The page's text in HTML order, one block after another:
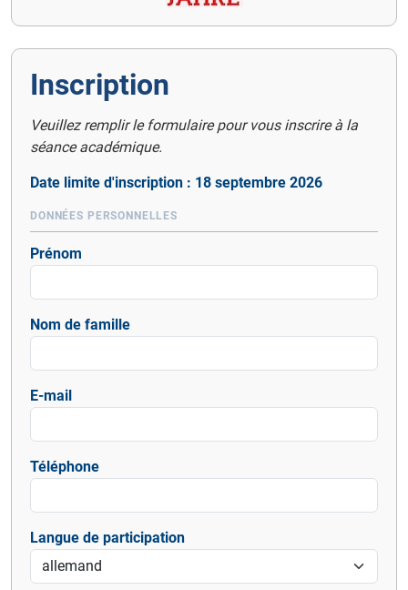
Inscription
Veuillez remplir le formulaire pour vous inscrire à la
séance académique.
Date limite d'inscription : 18 septembre 2026
DONNÉES PERSONNELLES
Prénom
Nom de famille
E-mail
Téléphone
Langue de participation